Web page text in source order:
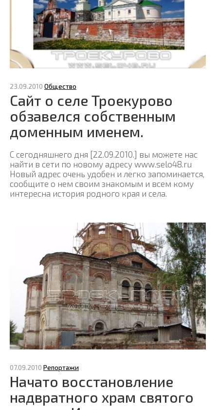
23.09.2010 Общество
Сайт о селе Троекурово
обзавелся собственным
доменным именем.
С сегодняшнего дня [22.09.2010.] вы можете нас
найти в сети по новому адресу www.selo48.ru
Новый адрес очень удобен и легко запоминается,
сообщите о нем своим знакомым и всем кому
интересна история родного края и села.
07.09.2010 Репортажи
Начато восстановление
надвратного храм святого